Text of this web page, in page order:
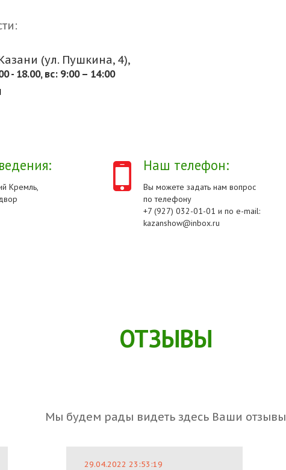
(ул. Пушкина, 4),
- 18.00, вс: 9:00 – 14:00
Кремль,
Наш телефон:
Вы можете задать нам вопрос
по телефону
+7 (927) 032-01-01 и по e-mail:
kazanshow@inbox.ru
ОТЗЫВЫ
Мы будем рады видеть здесь Ваши отзывы
29.04.2022 23:53:19